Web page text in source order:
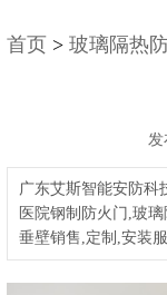
首页 > 玻璃隔热
发
广东艾斯智能安防科
医院钢制防火门,玻
垂壁销售,定制,安装